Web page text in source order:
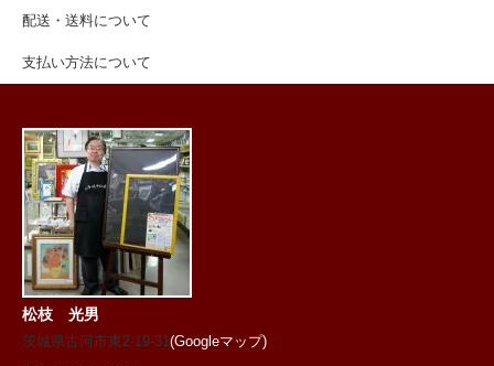
配送・送料について
支払い方法について
松枝 光男
茨城県古河市東2-19-31(Googleマップ)